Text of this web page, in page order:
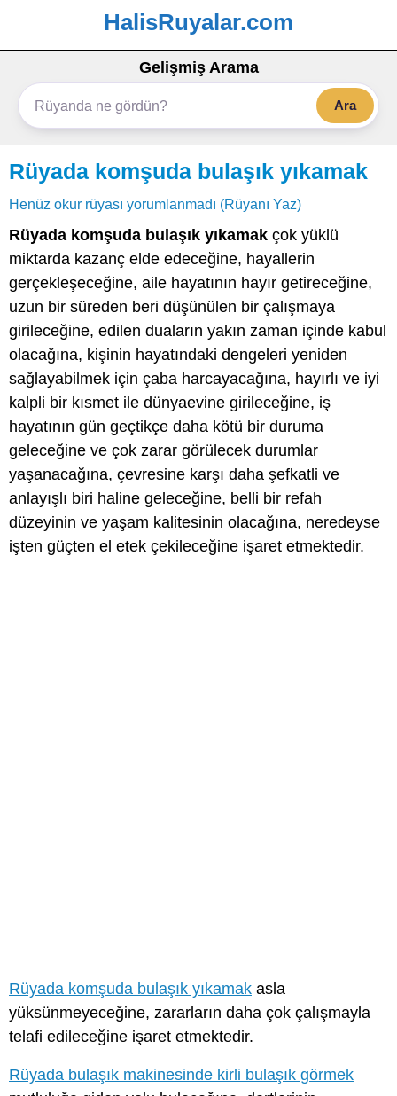
HalisRuyalar.com
Gelişmiş Arama
Ara
Rüyada komşuda bulaşık yıkamak
Henüz okur rüyası yorumlanmadı (Rüyanı Yaz)
Rüyada komşuda bulaşık yıkamak çok yüklü
miktarda kazanç elde edeceğine, hayallerin
gerçekleşeceğine, aile hayatının hayır getireceğine,
uzun bir süreden beri düşünülen bir çalışmaya
girileceğine, edilen duaların yakın zaman içinde kabul
olacağına, kişinin hayatındaki dengeleri yeniden
sağlayabilmek için çaba harcayacağına, hayırlı ve iyi
kalpli bir kısmet ile dünyaevine girileceğine, iş
hayatının gün geçtikçe daha kötü bir duruma
geleceğine ve çok zarar görülecek durumlar
yaşanacağına, çevresine karşı daha şefkatli ve
anlayışlı biri haline geleceğine, belli bir refah
düzeyinin ve yaşam kalitesinin olacağına, neredeyse
işten güçten el etek çekileceğine işaret etmektedir.
Rüyada komşuda bulaşık yıkamak asla
yüksünmeyeceğine, zararların daha çok çalışmayla
telafi edileceğine işaret etmektedir.
Rüyada bulaşık makinesinde kirli bulaşık görmek